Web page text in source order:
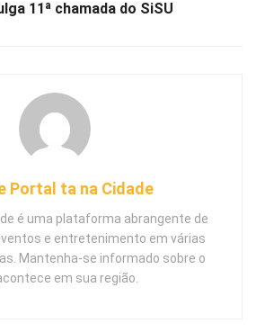
11ª chamada do SiSU
Portal ta na Cidade
é uma plataforma abrangente de
e entretenimento em várias
Mantenha-se informado sobre o
em sua região.